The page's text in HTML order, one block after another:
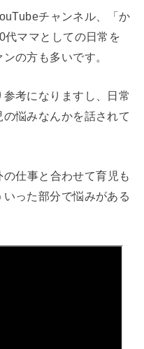
チャンネル、「か
代ママとしての日常を
の方も多いです。
考になりますし、日常
悩みなんかを話されて
仕事と合わせて育児も
った部分で悩みがある